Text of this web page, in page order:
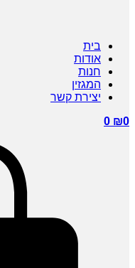
בית
אודות
חנות
המגזין
יצירת קשר
₪0
0